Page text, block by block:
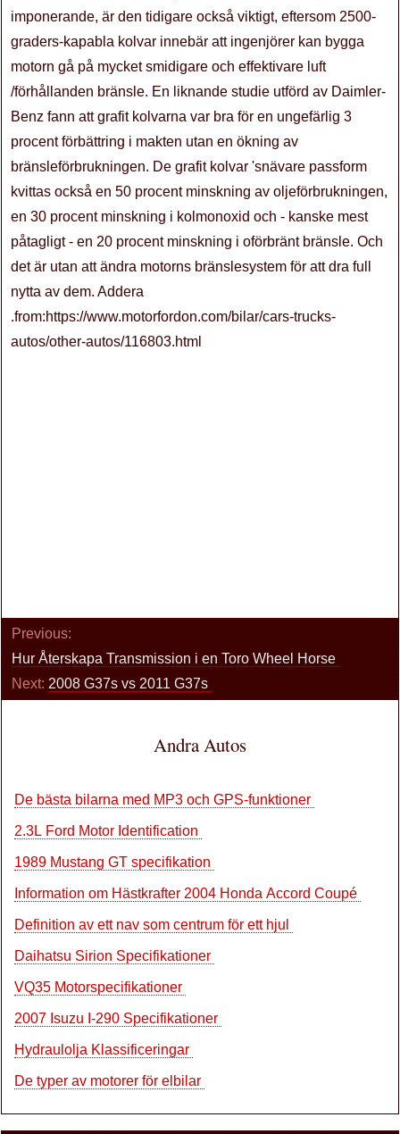
imponerande, är den tidigare också viktigt, eftersom 2500-
graders-kapabla kolvar innebär att ingenjörer kan bygga
motorn gå på mycket smidigare och effektivare luft
/förhållanden bränsle. En liknande studie utförd av Daimler-
Benz fann att grafit kolvarna var bra för en ungefärlig 3
procent förbättring i makten utan en ökning av
bränsleförbrukningen. De grafit kolvar 'snävare passform
kvittas också en 50 procent minskning av oljeförbrukningen,
en 30 procent minskning i kolmonoxid och - kanske mest
påtagligt - en 20 procent minskning i oförbränt bränsle. Och
det är utan att ändra motorns bränslesystem för att dra full
nytta av dem. Addera
.from:https://www.motorfordon.com/bilar/cars-trucks-
autos/other-autos/116803.html
Previous:
Hur Återskapa Transmission i en Toro Wheel Horse
Next: 2008 G37s vs 2011 G37s
Andra Autos
De bästa bilarna med MP3 och GPS-funktioner
2.3L Ford Motor Identification
1989 Mustang GT specifikation
Information om Hästkrafter 2004 Honda Accord Coupé
Definition av ett nav som centrum för ett hjul
Daihatsu Sirion Specifikationer
VQ35 Motorspecifikationer
2007 Isuzu I-290 Specifikationer
Hydraulolja Klassificeringar
De typer av motorer för elbilar